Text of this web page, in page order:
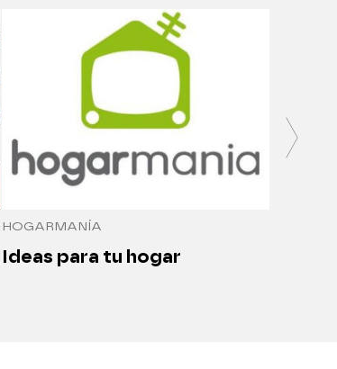
HOGARMANÍA
Ideas para tu hogar